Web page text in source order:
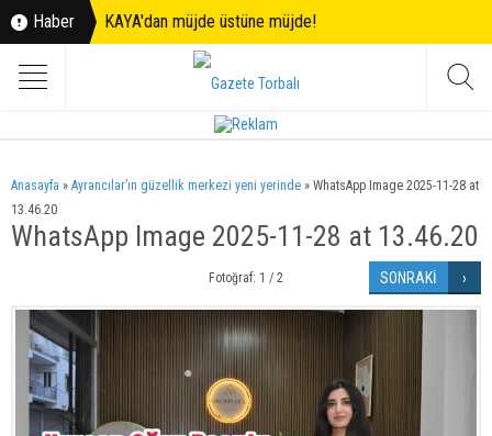
Haber KAYA'dan müjde üstüne müjde!
Anasayfa » Ayrancılar’ın güzellik merkezi yeni yerinde » WhatsApp Image 2025-11-28 at
13.46.20
WhatsApp Image 2025-11-28 at 13.46.20
Fotoğraf: 1 / 2 SONRAKİ